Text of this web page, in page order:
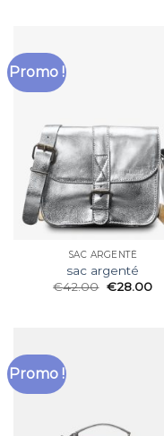
Promo !
SAC ARGENTÉ
sac argenté
€42.00 €28.00
Promo !